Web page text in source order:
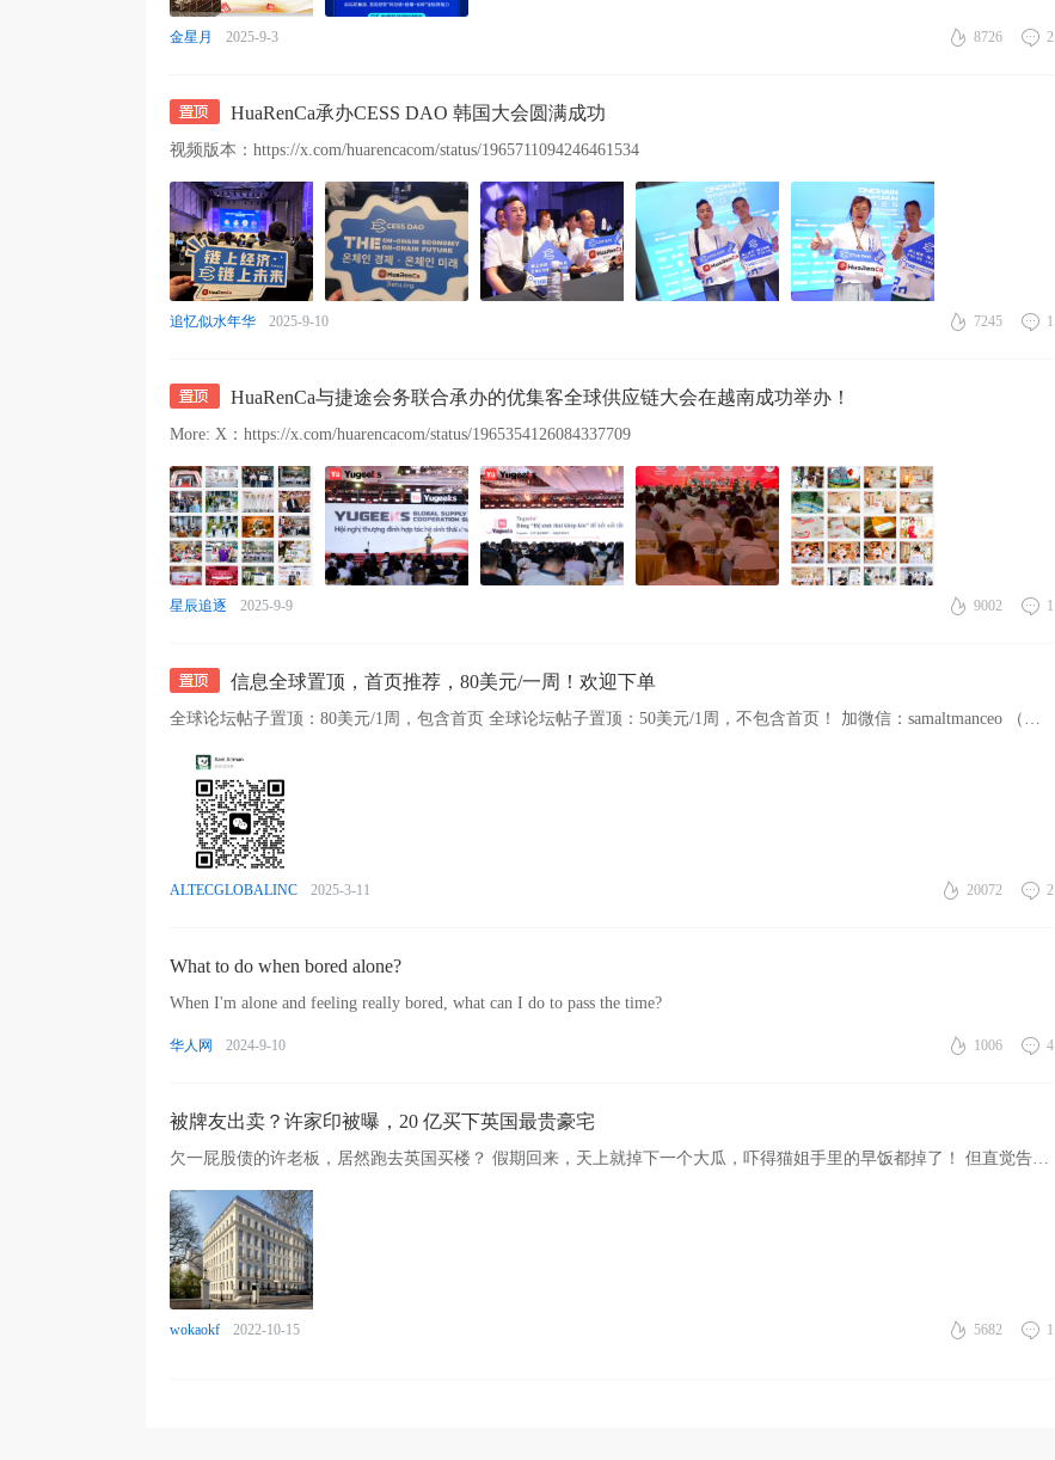
金星月 2025-9-3 8726 2
HuaRenCa承办CESS DAO 韩国大会圆满成功
视频版本：https://x.com/huarencacom/status/1965711094246461534
追忆似水年华 2025-9-10 7245 1
HuaRenCa与捷途会务联合承办的优集客全球供应链大会在越南成功举办！
More: X：https://x.com/huarencacom/status/1965354126084337709
星辰追逐 2025-9-9 9002 1
信息全球置顶，首页推荐，80美元/一周！欢迎下单
全球论坛帖子置顶：80美元/1周，包含首页 全球论坛帖子置顶：50美元/1周，不包含首页！ 加微信：samaltmanceo （澳洲时间）
ALTECGLOBALINC 2025-3-11 20072 2
What to do when bored alone?
When I'm alone and feeling really bored, what can I do to pass the time?
华人网 2024-9-10 1006 4
被牌友出卖？许家印被曝，20 亿买下英国最贵豪宅
欠一屁股债的许老板，居然跑去英国买楼？ 假期回来，天上就掉下一个大瓜，吓得猫姐手里的早饭都掉了！ 但直觉告诉猫姐，事情不可能这么简单。 果然，吃完整个瓜的前因后果，发现事情还不至于如此离谱。 但，确实 ...
wokaokf 2022-10-15 5682 1